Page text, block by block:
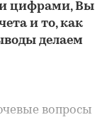
цифрами, Вы
и то,как
делаем
вопросы